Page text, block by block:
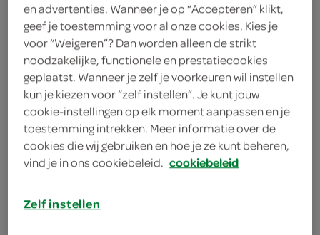
2 teentjes knoflook
2 uien
4 rundersaucijzen
30 gram boter
500 gram gnocchi
en advertenties. Wanneer je op “Accepteren” klikt,
geef je toestemming voor al onze cookies. Kies je
voor “Weigeren”? Dan worden alleen de strikt
noodzakelijke, functionele en prestatiecookies
geplaatst. Wanneer je zelf je voorkeuren wil instellen
kun je kiezen voor “zelf instellen”. Je kunt jouw
cookie-instellingen op elk moment aanpassen en je
toestemming intrekken. Meer informatie over de
cookies die wij gebruiken en hoe je ze kunt beheren,
vind je in ons cookiebeleid. cookiebeleid
Zelf instellen